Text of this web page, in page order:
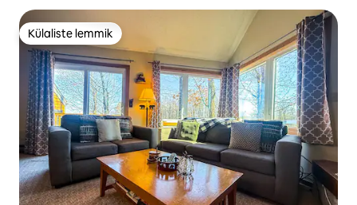
Külaliste lemmik
Külaliste lemmik